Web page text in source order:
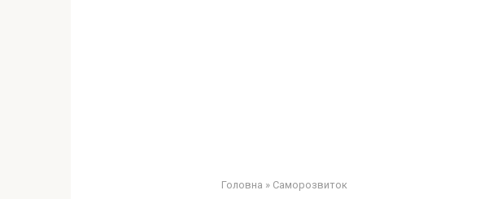
Головна » Саморозвиток